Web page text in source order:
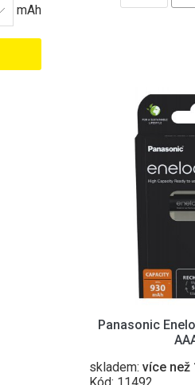
mAh
Panasonic
skladem: více než